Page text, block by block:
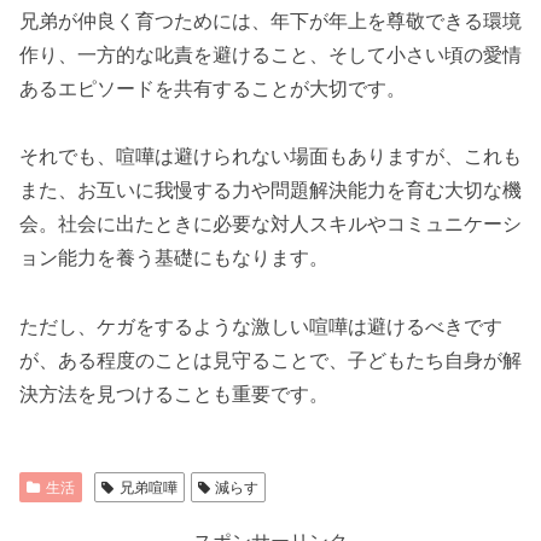
兄弟が仲良く育つためには、年下が年上を尊敬できる環境
作り、一方的な叱責を避けること、そして小さい頃の愛情
あるエピソードを共有することが大切です。
それでも、喧嘩は避けられない場面もありますが、これも
また、お互いに我慢する力や問題解決能力を育む大切な機
会。社会に出たときに必要な対人スキルやコミュニケーシ
ョン能力を養う基礎にもなります。
ただし、ケガをするような激しい喧嘩は避けるべきです
が、ある程度のことは見守ることで、子どもたち自身が解
決方法を見つけることも重要です。
生活 兄弟喧嘩 減らす